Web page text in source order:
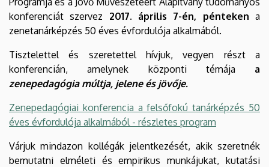
konferenciát szervez 2017. április 7-én, péntekena
zenetanárképzés 50 éves évfordulója alkalmából.
Tisztelettel és szeretettel hívjuk, vegyen részt a
konferencián, amelynek központi témája a
zenepedagógia múltja, jelene és jövője.
Zenepedagógiai konferencia a felsőfokú tanárképzés 50
éves évfordulója alkalmából - részletes program
Várjuk mindazon kollégák jelentkezését, akik szeretnék
bemutatni elméleti és empirikus munkájukat, kutatási